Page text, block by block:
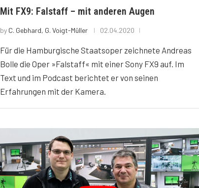
Mit FX9: Falstaff – mit anderen Augen
by C. Gebhard, G. Voigt-Müller 02.04.2020
Für die Hamburgische Staatsoper zeichnete Andreas
Bolle die Oper »Falstaff« mit einer Sony FX9 auf. Im
Text und im Podcast berichtet er von seinen
Erfahrungen mit der Kamera.